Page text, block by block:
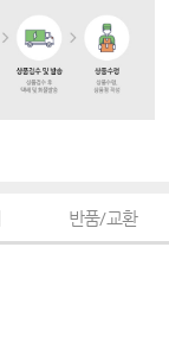
반품/교환